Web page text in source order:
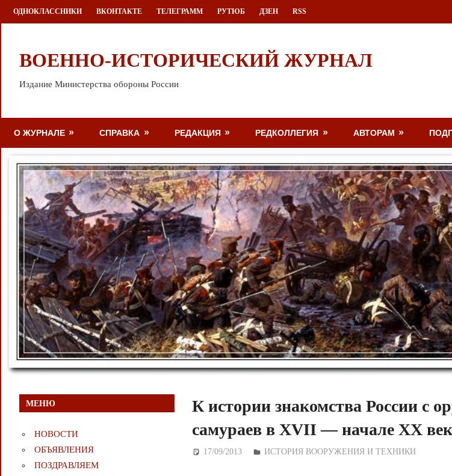
Перейти
к
ОДНОКЛАССНИКИ ВКОНТАКТЕ ТЕЛЕГРАММ РУТЮБ ДЗЕН RSS
ВОЕННО-ИСТОРИЧЕСКИЙ ЖУРНАЛ
Издание Министерства обороны России
О ЖУРНАЛЕ СПРАВКА РЕДАКЦИЯ РЕДКОЛЛЕГИЯ АВТОРАМ
К истории знакомства России с
самураев в XVII — начале XX
17/09/2013 Дежурный по Редакции
ИСТОРИЯ ВООРУЖЕНИЯ И ТЕХНИКИ
МЕНЮ
НОВОСТИ
ОБЪЯВЛЕНИЯ
ПОЗДРАВЛЯЕМ